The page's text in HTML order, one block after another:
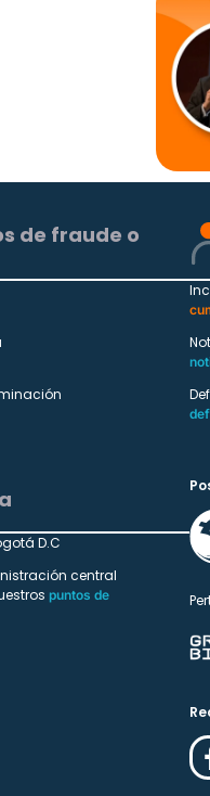
de fraude o
D.C
central
puntos de